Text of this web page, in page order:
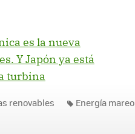
es la nueva
Y Japón ya está
turbina
renovables Energía